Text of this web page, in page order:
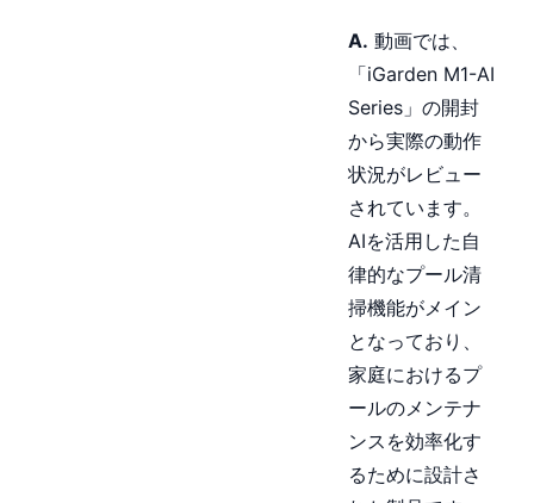
A. 動画では、
「iGarden M1-AI
Series」の開封
から実際の動作
状況がレビュー
されています。
AIを活用した自
律的なプール清
掃機能がメイン
となっており、
家庭におけるプ
ールのメンテナ
ンスを効率化す
るために設計さ